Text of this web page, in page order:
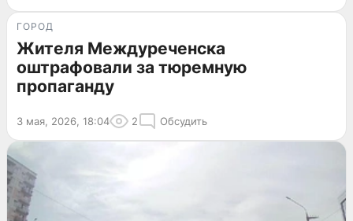
ГОРОД
Жителя Междуреченска
оштрафовали за тюремную
пропаганду
3 мая, 2026, 18:04 2 Обсудить